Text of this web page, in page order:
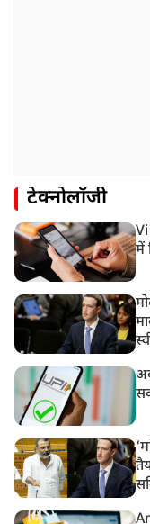
टेक्नोलॉजी
में